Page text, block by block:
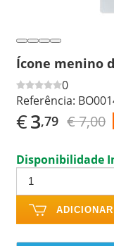
Ícone menino
0
Referência:
€3,79 € 7,00
Disponibilidade